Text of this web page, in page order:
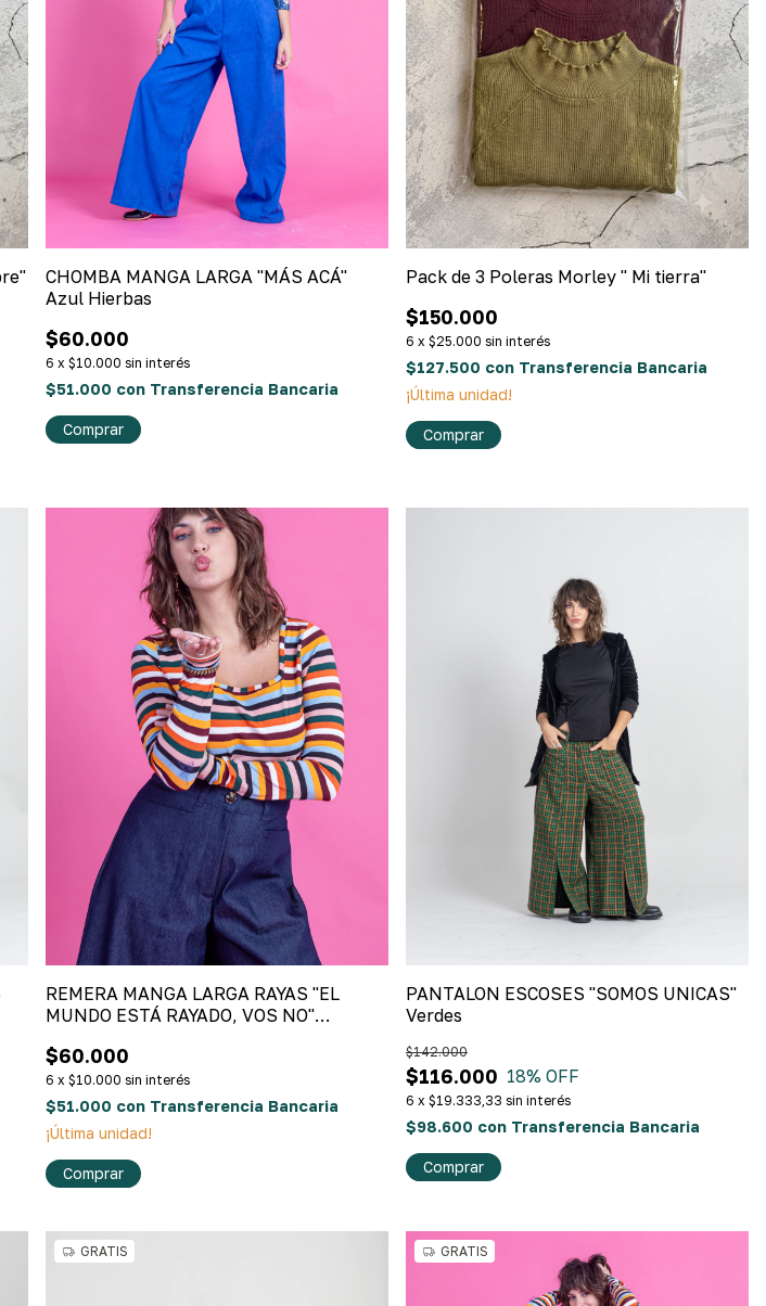
CHOMBA MANGA LARGA "MÁS ACÁ"
Azul Hierbas
$60.000
6 x $10.000 sin interés
$51.000 con Transferencia Bancaria
Comprar
Pack de 3 Poleras Morley " Mi tierra"
$150.000
6 x $25.000 sin interés
$127.500 con Transferencia Bancaria
¡Última unidad!
Comprar
REMERA MANGA LARGA RAYAS "EL
MUNDO ESTÁ RAYADO, VOS NO"
$60.000
6 x $10.000 sin interés
$51.000 con Transferencia Bancaria
¡Última unidad!
Comprar
PANTALON ESCOSES "SOMOS UNICAS"
Verdes
$116.000
$142.000
18% OFF
6 x $19.333,33 sin interés
$98.600 con Transferencia Bancaria
Comprar
GRATIS GRATIS